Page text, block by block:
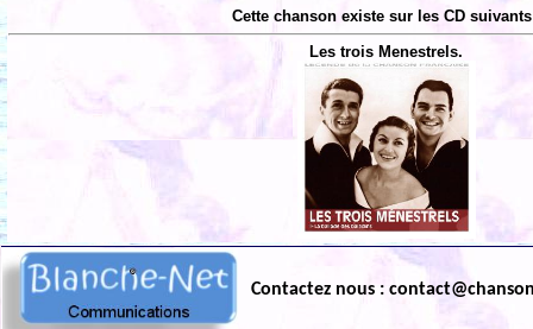
Cette chanson existe sur les CD
Les trois Menestrels.
Contactez nous :